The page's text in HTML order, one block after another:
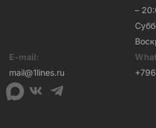
–
E-mail:
mail@1lines.ru